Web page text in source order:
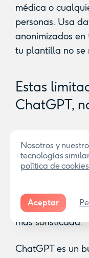
médica o
personas. Usa
anonimizados
tu plantilla no se
Estas
ChatGPT,
una plataforma
herramientas de
están
y que sí pueden
más sofisticada.
ChatGPT es un
Nosotros y
tecnologías
política de cookies
Aceptar